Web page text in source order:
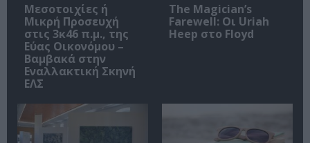
Μεσοτοιχίες ή
Μικρή Προσευχή
στις 3κ46 π.μ., της
Εύας Οικονόμου –
Βαμβακά στην
Εναλλακτική Σκηνή
ΕΛΣ
The Magician’s
Farewell: Οι Uriah
Heep στο Floyd